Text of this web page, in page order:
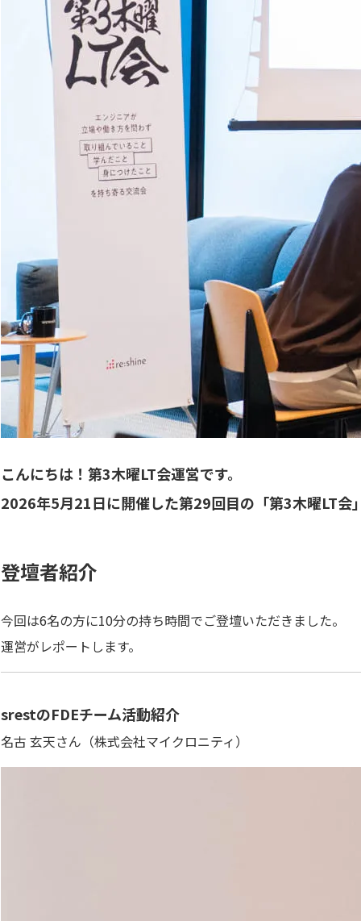
こんにちは！第3木曜LT会運営です。
2026年5月21日に開催した第29回目の「第3木曜LT会
登壇者紹介
今回は6名の方に10分の持ち時間でご登壇いただきました。
運営がレポートします。
srestのFDEチーム活動紹介
名古 玄天さん（株式会社マイクロニティ）